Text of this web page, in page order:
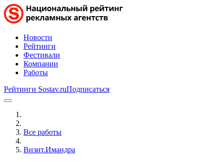
Новости
Рейтинги
Фестивали
Компании
Работы
Рейтинги Sostav.ruПодписаться
Все работы
Визит.Имандра